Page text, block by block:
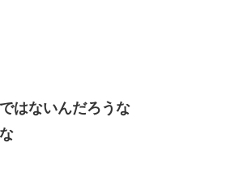
はないんだろうな